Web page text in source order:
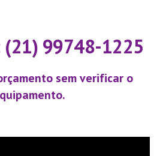
(21) 99748-1225
sem verificar o